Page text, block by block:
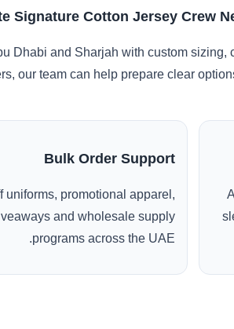
Signature Cotton Jersey Crew
Dhabi and Sharjah with custom
our team can help prepare clear
Bulk Order Support
uniforms, promotional apparel,
and wholesale supply
programs across the UAE.